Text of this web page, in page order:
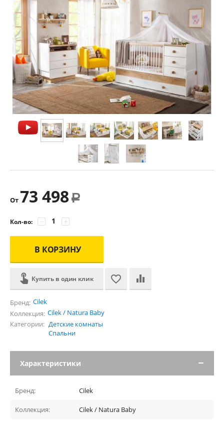
От73 498 Р
Кол-во: +
−
В КОРЗИНУ
Купить в один клик
Бренд: Cilek
Коллекция: Cilek / Natura Baby
Категории: Детские комнаты
Спальни
Характеристики
Бренд: Cilek
Коллекция: Cilek / Natura Baby